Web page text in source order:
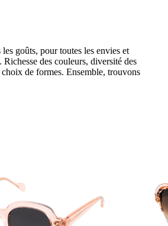
goûts, pour toutes les envies et
Richesse des couleurs, diversité des
de formes. Ensemble, trouvons